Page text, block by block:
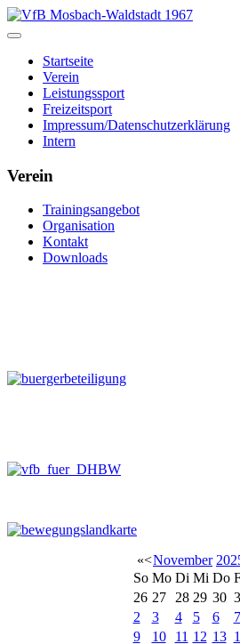
Startseite
Verein
Leistungssport
Freizeitsport
Impressum/Datenschutzerklärung
Intern
Verein
Trainingsangebot
Organisation
Kontakt
Downloads
«<November
So Mo Di Mi Do
26 27 28 29 30
2
3 4 5 6 7
9
10 11 12 13